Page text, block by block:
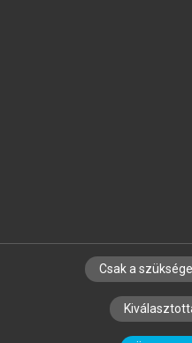
SZERZŐKNEK
SZERKESZTÉSI ÉS
Csak a